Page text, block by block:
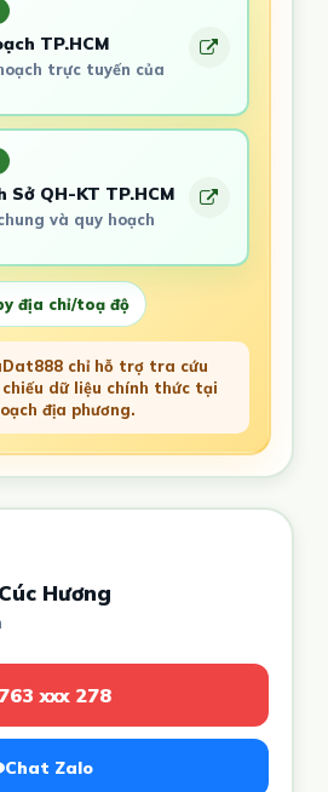
TP.HCM
trực tuyến của
Sở QH-KT TP.HCM
và quy hoạch
địa chỉ/toạ độ
chỉ hỗ trợ tra cứu
dữ liệu chính thức tại
địa phương.
Hương
xxx 278
Chat Zalo